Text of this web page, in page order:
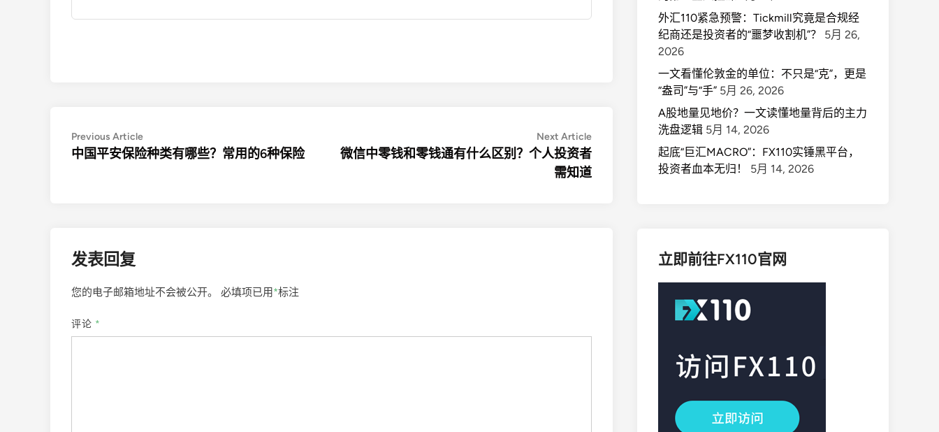
文
章
Previous ArticlePrevious
article:
中国平安保险种类有哪些？常用的6种保险
Next ArticleNext
article:
微信中零钱和零钱通有什么区别？个人投资者
需知道
发表回复
您的电子邮箱地址不会被公开。 必填项已用*标注
评论 *
外汇110紧急预警：Tickmill究竟是合规经
纪商还是投资者的“噩梦收割机”？
5月 26,
2026
一文看懂伦敦金的单位：不只是“克”，更是
“盎司”与“手” 5月 26, 2026
A股地量见地价？一文读懂地量背后的主力
洗盘逻辑 5月 14, 2026
起底“巨汇MACRO”：FX110实锤黑平台，
投资者血本无归！
5月 14, 2026
立即前往FX110官网